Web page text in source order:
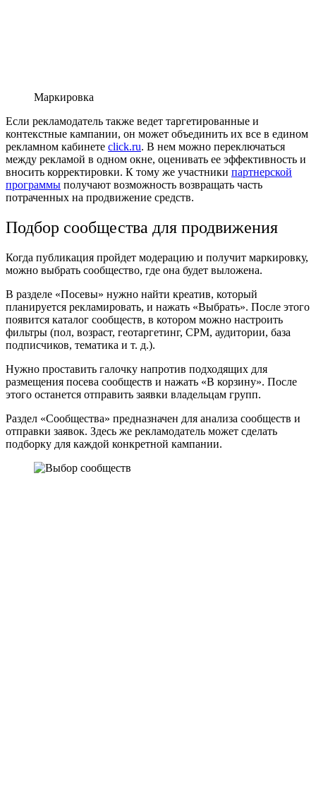
Маркировка
Если рекламодатель также ведет таргетированные и
контекстные кампании, он может объединить их все в едином
рекламном кабинете click.ru. В нем можно переключаться
между рекламой в одном окне, оценивать ее эффективность и
вносить корректировки. К тому же участники партнерской
программы получают возможность возвращать часть
потраченных на продвижение средств.
Подбор сообщества для продвижения
Когда публикация пройдет модерацию и получит маркировку,
можно выбрать сообщество, где она будет выложена.
В разделе «Посевы» нужно найти креатив, который
планируется рекламировать, и нажать «Выбрать». После этого
появится каталог сообществ, в котором можно настроить
фильтры (пол, возраст, геотаргетинг, CPM, аудитории, база
подписчиков, тематика и т. д.).
Нужно проставить галочку напротив подходящих для
размещения посева сообществ и нажать «В корзину». После
этого останется отправить заявки владельцам групп.
Раздел «Сообщества» предназначен для анализа сообществ и
отправки заявок. Здесь же рекламодатель может сделать
подборку для каждой конкретной кампании.